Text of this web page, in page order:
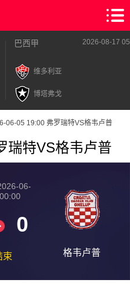
巴西甲 2026-08-17
维多利亚
博塔弗戈
06-05 19:00 弗罗瑞特VS格韦卢普
瑞特VS格韦卢普
06-
0
束 格韦卢普